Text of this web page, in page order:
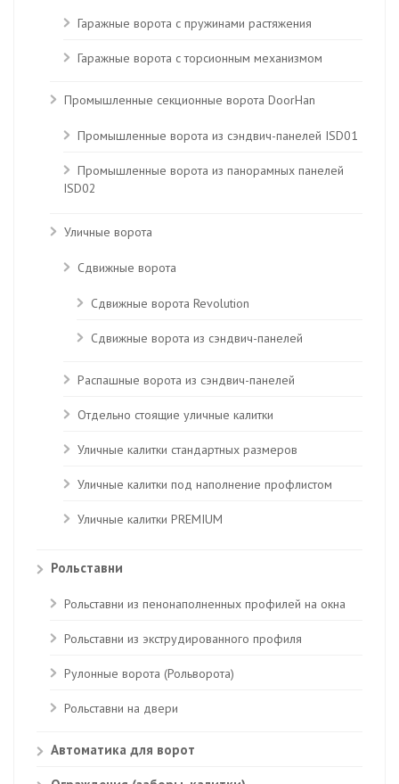
Гаражные ворота с пружинами растяжения
Гаражные ворота с торсионным механизмом
Промышленные секционные ворота DoorHan
Промышленные ворота из сэндвич-панелей ISD01
Промышленные ворота из панорамных панелей
ISD02
Уличные ворота
Сдвижные ворота
Сдвижные ворота Revolution
Сдвижные ворота из сэндвич-панелей
Распашные ворота из сэндвич-панелей
Отдельно стоящие уличные калитки
Уличные калитки стандартных размеров
Уличные калитки под наполнение профлистом
Уличные калитки PREMIUM
Рольставни
Рольставни из пенонаполненных профилей на окна
Рольставни из экструдированного профиля
Рулонные ворота (Рольворота)
Рольставни на двери
Автоматика для ворот